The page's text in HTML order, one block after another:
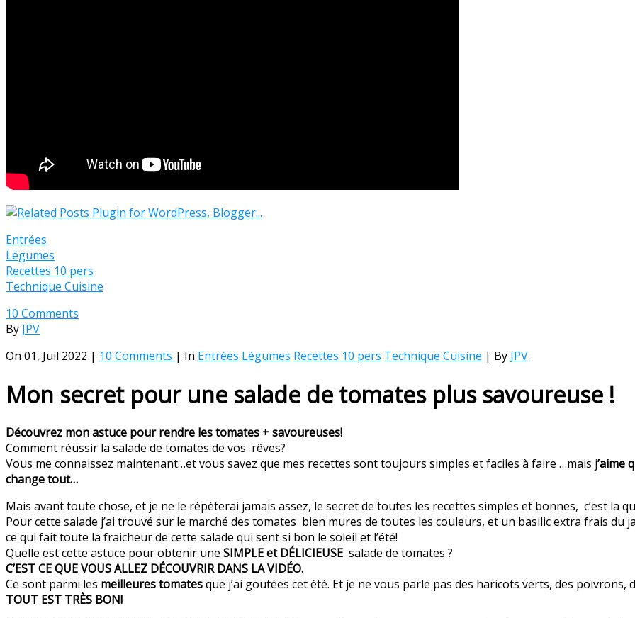
Entrées
Légumes
Recettes 10 pers
Technique Cuisine
10 Comments
By JPV
On 01, Juil 2022 | 10 Comments | In Entrées Légumes Recettes 10 pers Technique Cuisine | By JPV
Mon secret pour une salade de tomates plus savoureuse !
Découvrez mon astuce pour rendre les tomates + savoureuses!
Comment réussir la salade de tomates de vos rêves?
Vous me connaissez maintenant…et vous savez que mes recettes sont toujours simples et faciles à faire …mais j’aime
change tout…
Mais avant toute chose, et je ne le répèterai jamais assez, le secret de toutes les recettes simples et bonnes, c’est la
Pour cette salade j’ai trouvé sur le marché des tomates bien mures de toutes les couleurs, et un basilic extra frais du
ce qui fait toute la fraicheur de cette salade qui sent si bon le soleil et l’été!
Quelle est cette astuce pour obtenir une SIMPLE et DÉLICIEUSE salade de tomates ?
C’EST CE QUE VOUS ALLEZ DÉCOUVRIR DANS LA VIDÉO.
Ce sont parmi les meilleures tomatesque j’ai goutées cet été. Et je ne vous parle pas des haricots verts, des
TOUT EST TRÈS BON!